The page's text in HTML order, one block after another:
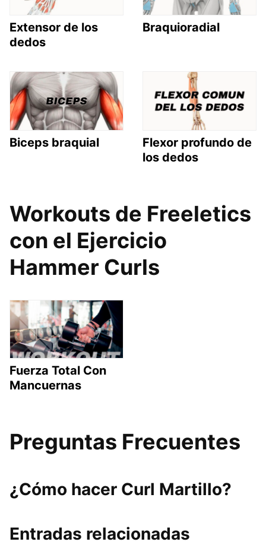
Extensor de los
dedos
Braquioradial
Biceps braquial
Flexor profundo de
los dedos
Workouts de Freeletics
con el Ejercicio
Hammer Curls
Fuerza Total Con
Mancuernas
Preguntas Frecuentes
¿Cómo hacer Curl Martillo?
Entradas relacionadas